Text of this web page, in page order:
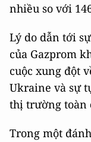
nhiều so với
Lý do dẫn tới
của Gazprom
cuộc xung đột
Ukraine và sự
thị trường toàn
Trong một